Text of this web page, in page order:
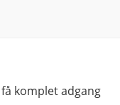
komplet adgang